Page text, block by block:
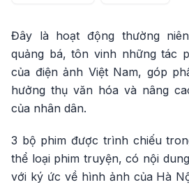
Đây là hoạt động thường
quảng bá, tôn vinh những tác
của điện ảnh Việt Nam, góp
hưởng thụ văn hóa và nâng
của nhân dân.
3 bộ phim được trình chiếu
thể loại phim truyện, có nội
với ký ức về hình ảnh của Hà